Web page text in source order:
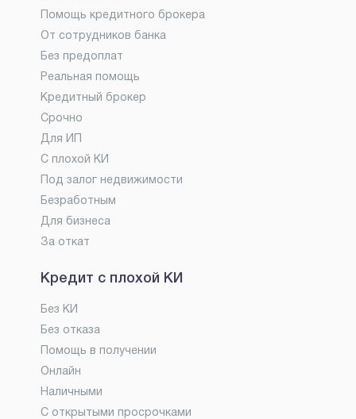
Помощь кредитного брокера
От сотрудников банка
Без предоплат
Реальная помощь
Кредитный брокер
Срочно
Для ИП
С плохой КИ
Под залог недвижимости
Безработным
Для бизнеса
За откат
Кредит с плохой КИ
Без КИ
Без отказа
Помощь в получении
Онлайн
Наличными
С открытыми просрочками